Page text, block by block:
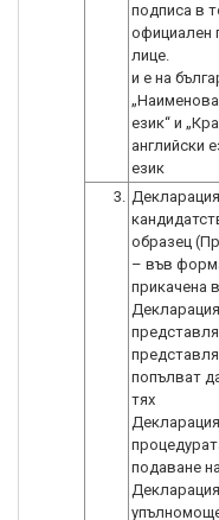
подписа в
официален
лице.
и е на
език“ и
английски
3.
образец
– във
прикачена
попълват
тях
подаване